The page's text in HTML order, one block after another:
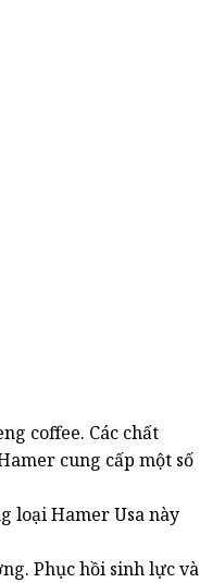
coffee. Các chất
cung cấp một số
loại Hamer Usa này
Phục hồi sinh lực và